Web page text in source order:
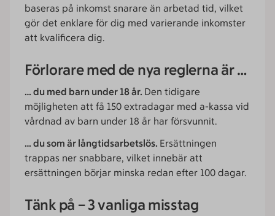
baseras på inkomst snarare än arbetad tid, vilket
gör det enklare för dig med varierande inkomster
att kvalificera dig.
Förlorare med de nya reglerna är …
… du med barn under 18 år. Den tidigare
möjligheten att få 150 extradagar med a-kassa vid
vårdnad av barn under 18 år har försvunnit.
… du som är långtidsarbetslös. Ersättningen
trappas ner snabbare, vilket innebär att
ersättningen börjar minska redan efter 100 dagar.
Tänk på – 3 vanliga misstag